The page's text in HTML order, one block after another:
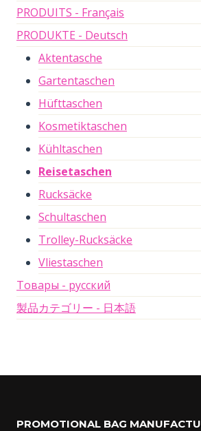
PRODUITS - Français
PRODUKTE - Deutsch
Aktentasche
Gartentaschen
Hüfttaschen
Kosmetiktaschen
Kühltaschen
Reisetaschen
Rucksäcke
Schultaschen
Trolley-Rucksäcke
Vliestaschen
Товары - русский
製品カテゴリー - 日本語
PROMOTIONAL BAG